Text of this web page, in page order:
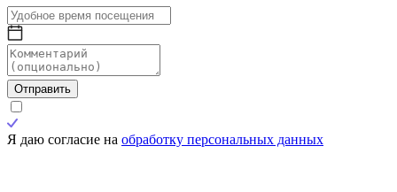
Отправить
Я даю согласие на обработку персональных данных